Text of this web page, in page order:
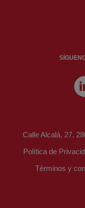
Calle Alcalá, 27.
Política de
Términos y